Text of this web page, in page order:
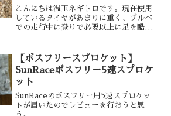
650×42B
こんにちは温玉ネギトロです。現在使用
しているタイヤがあまりに重く、ブルベ
での走行中に登りで必要以上に足を酷使
tire Hetre Route Forestiere 650×42B
が発売されたので早速購入してみること
にしました。
【ボスフリースプロケット】
SunRaceボスフリー5速スプロケ
ット
SunRaceのボスフリー用5速スプロケッ
トが届いたのでレビューを行おうと思